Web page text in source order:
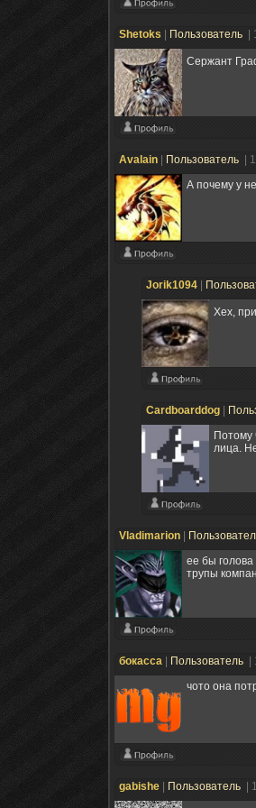
Shetoks Пользователь
Сержант
Avalain Пользователь
|
А почему у
Jorik1094
Хех,
Cardboarddog
Потому
лица.
Vladimarion
ее бы
трупы
бокасса Пользователь
чото она
gabishe Пользователь
|